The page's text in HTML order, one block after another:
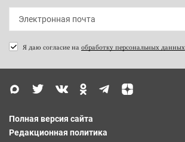
Я даю согласие на обработку персональных данных
Полная версия сайта
Редакционная политика